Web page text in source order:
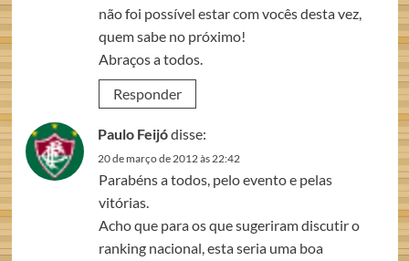
não foi possível estar com vocês desta vez,
quem sabe no próximo!
Abraços a todos.
Responder
Paulo Feijódisse:
20 de março de 2012 às 22:42
Parabéns a todos, pelo evento e pelas
vitórias.
Acho que para os que sugeriram discutir o
ranking nacional, esta seria uma boa